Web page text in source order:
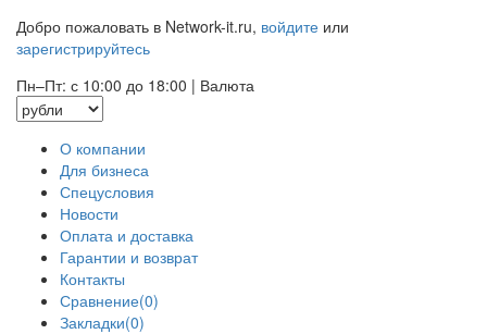
Добро пожаловать в Network-it.ru, войдите или
зарегистрируйтесь
Пн–Пт: с 10:00 до 18:00 | Валюта
О компании
Для бизнеса
Спецусловия
Новости
Оплата и доставка
Гарантии и возврат
Контакты
Сравнение(0)
Закладки(0)